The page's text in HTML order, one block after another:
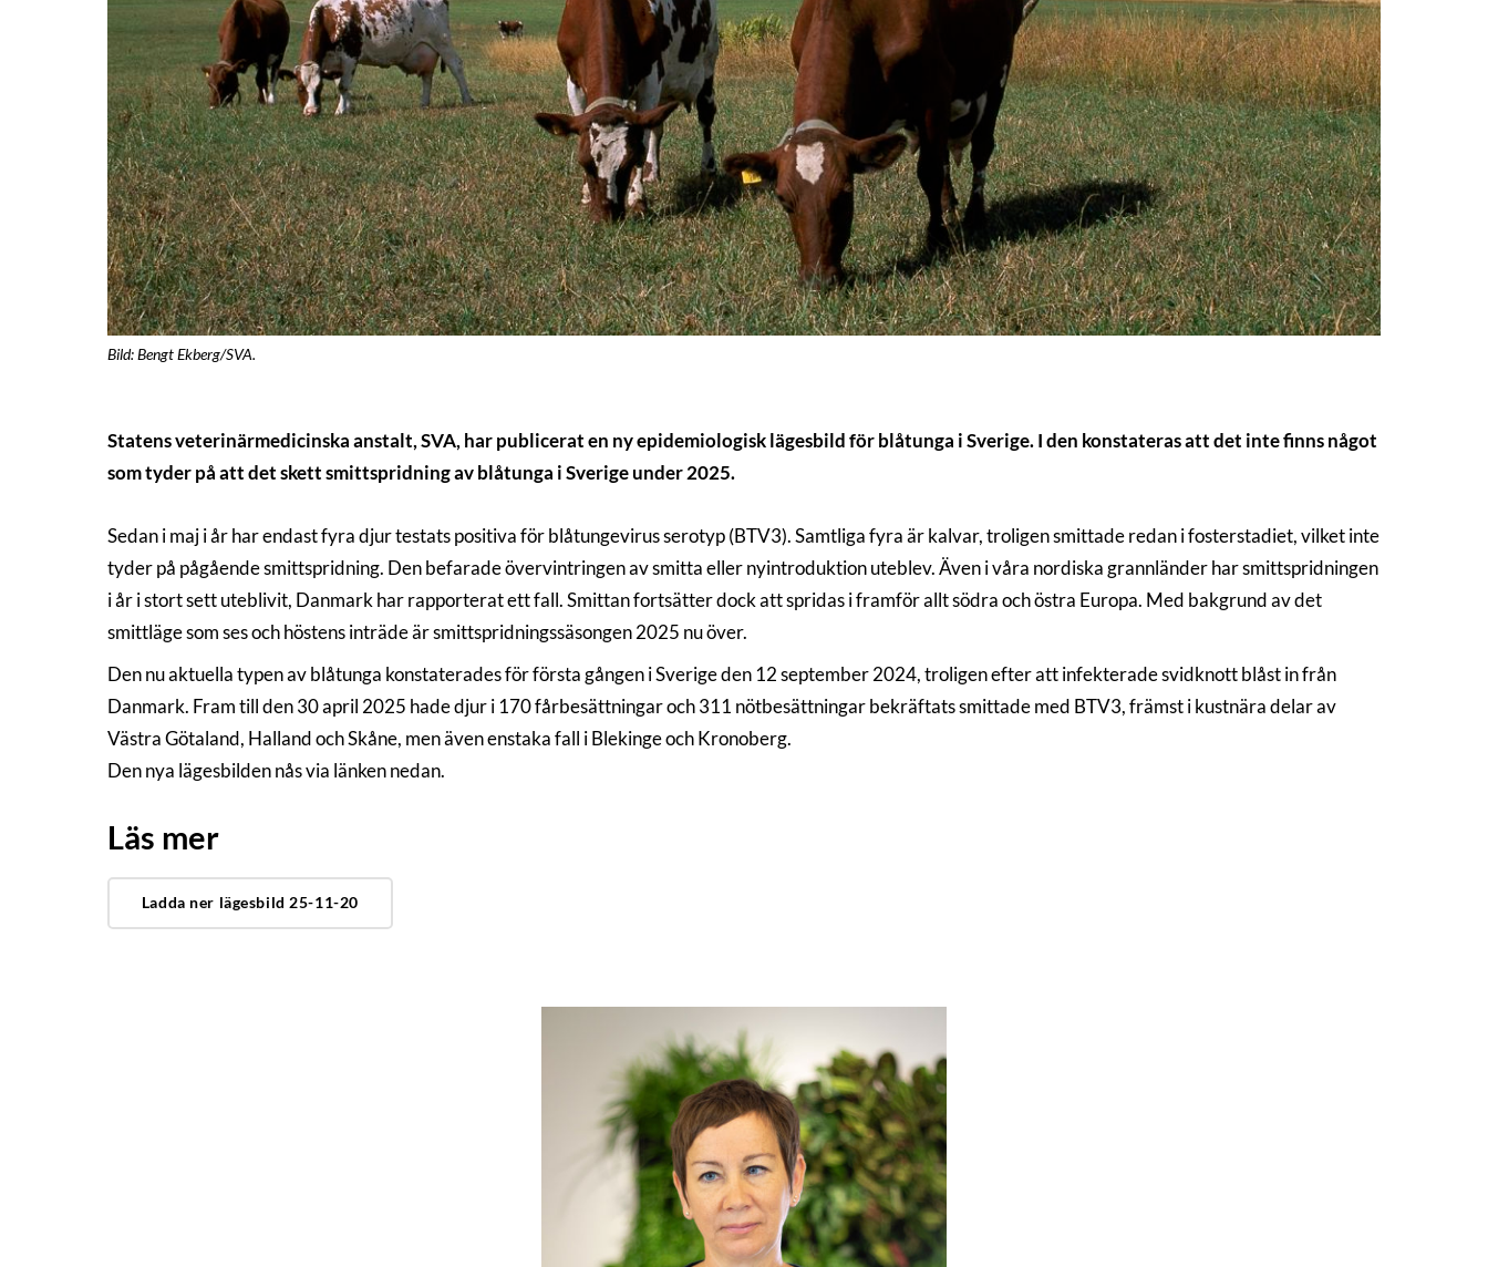
Bild: Bengt Ekberg/SVA.
Statens veterinärmedicinska anstalt, SVA, har publicerat en ny epidemiologisk lägesbild för blåtunga i Sverige. I den konstateras att det inte finns något
som tyder på att det skett smittspridning av blåtunga i Sverige under 2025.
Sedan i maj i år har endast fyra djur testats positiva för blåtungevirus serotyp (BTV3). Samtliga fyra är kalvar, troligen smittade redan i fosterstadiet, vilket inte
tyder på pågående smittspridning. Den befarade övervintringen av smitta eller nyintroduktion uteblev. Även i våra nordiska grannländer har smittspridningen
i år i stort sett uteblivit, Danmark har rapporterat ett fall. Smittan fortsätter dock att spridas i framför allt södra och östra Europa. Med bakgrund av det
smittläge som ses och höstens inträde är smittspridningssäsongen 2025 nu över.
Den nu aktuella typen av blåtunga konstaterades för första gången i Sverige den 12 september 2024, troligen efter att infekterade svidknott blåst in från
Danmark. Fram till den 30 april 2025 hade djur i 170 fårbesättningar och 311 nötbesättningar bekräftats smittade med BTV3, främst i kustnära delar av
Västra Götaland, Halland och Skåne, men även enstaka fall i Blekinge och Kronoberg.
Den nya lägesbilden nås via länken nedan.
Läs mer
Ladda ner lägesbild 25-11-20